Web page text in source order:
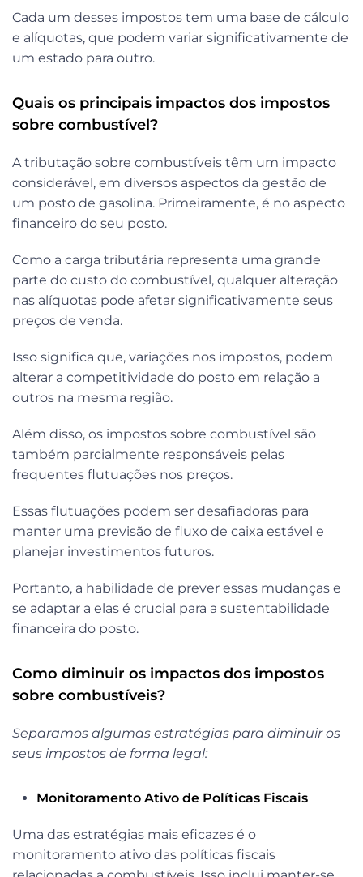
Cada um desses impostos tem uma base de cálculo
e alíquotas, que podem variar significativamente de
um estado para outro.
Quais os principais impactos dos impostos
sobre combustível?
A tributação sobre combustíveis têm um impacto
considerável, em diversos aspectos da gestão de
um posto de gasolina. Primeiramente, é no aspecto
financeiro do seu posto.
Como a carga tributária representa uma grande
parte do custo do combustível, qualquer alteração
nas alíquotas pode afetar significativamente seus
preços de venda.
Isso significa que, variações nos impostos, podem
alterar a competitividade do posto em relação a
outros na mesma região.
Além disso, os impostos sobre combustível são
também parcialmente responsáveis pelas
frequentes flutuações nos preços.
Essas flutuações podem ser desafiadoras para
manter uma previsão de fluxo de caixa estável e
planejar investimentos futuros.
Portanto, a habilidade de prever essas mudanças e
se adaptar a elas é crucial para a sustentabilidade
financeira do posto.
Como diminuir os impactos dos impostos
sobre combustíveis?
Separamos algumas estratégias para diminuir os
seus impostos de forma legal:
Monitoramento Ativo de Políticas Fiscais
Uma das estratégias mais eficazes é o
monitoramento ativo das políticas fiscais